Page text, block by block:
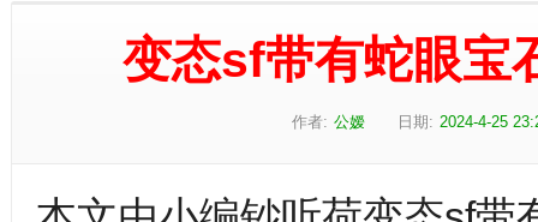
变态sf带有蛇眼宝
作者: 公嫒 日期: 2024-4-25